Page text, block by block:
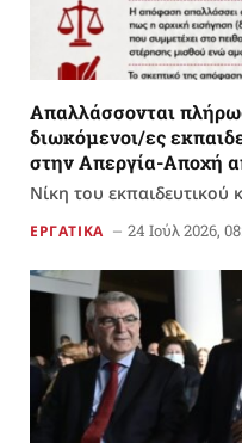
Απαλλάσσονται
διωκόμενοι/ες
στην Απεργία-Αποχή
Νίκη του εκπαιδευτικού
ΕΡΓΑΤΙΚΑ 24 Ιούλ 2026,